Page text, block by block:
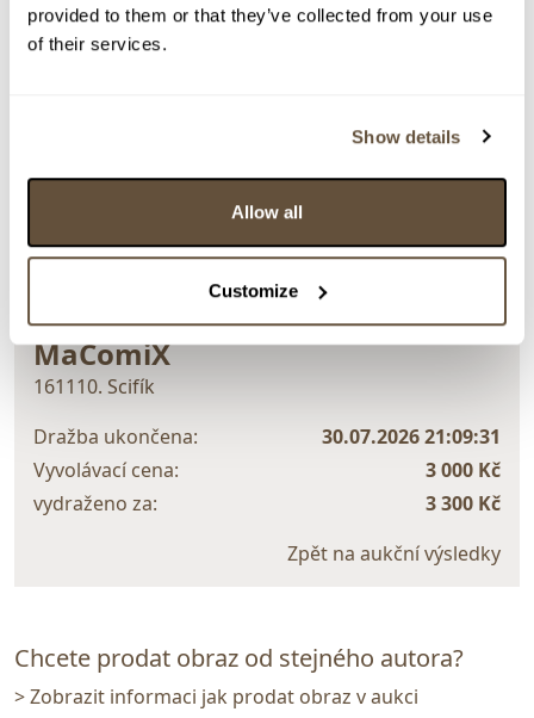
provided to them or that they’ve collected from your use
of their services.
Show details
Allow all
Customize
Detail položky
> zpět na aukční výsledky
MaComiX
161110. Scifík
Dražba ukončena:
30.07.2026 21:09:31
Vyvolávací cena:
3 000 Kč
vydraženo za:
3 300 Kč
Zpět na aukční výsledky
Chcete prodat obraz od stejného autora?
> Zobrazit informaci jak prodat obraz v aukci